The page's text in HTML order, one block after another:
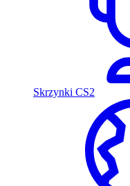
Skrzynki CS2